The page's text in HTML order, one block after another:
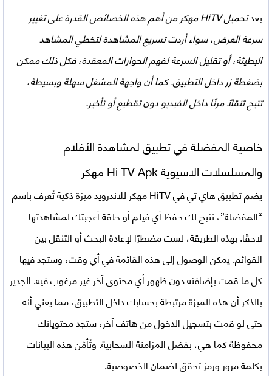
بعد
تحميل HiTV مهكر من أهم هذه الخصائص القدرة على تغيير
سرعة العرض، سواء أردت تسريع المشاهدة لتخطي المشاهد
البطيئة، أو تقليل السرعة لفهم الحوارات المعقدة، فكل ذلك ممكن
بضغطة زر داخل التطبيق. كما أن واجهة المشغل سهلة وبسيطة،
تتيح تنقلًا مرنًا داخل الفيديو دون تقطيع أو تأخير.
خاصية المفضلة في تطبيق لمشاهدة الأفلام
والمسلسلات الاسيوية Hi TV Apk مهكر
يضم تطبيق هاي تي في HiTV مهكر للاندرويد ميزة ذكية تُعرف باسم
“المفضلة”، تتيح لك حفظ أي فيلم أو حلقة أعجبتك لمشاهدتها
لاحقًا. بهذه الطريقة، لست مضطرًا لإعادة البحث أو التنقل بين
القوائم. يمكن الوصول إلى هذه القائمة في أي وقت، وستجد فيها
كل ما قمت بإضافته دون ظهور أي محتوى آخر غير مرغوب فيه. الجدير
بالذكر أن هذه الميزة مرتبطة بحسابك داخل التطبيق، مما يعني أنه
حتى لو قمت بتسجيل الدخول من هاتف آخر، ستجد محتوياتك
محفوظة كما هي، بفضل المزامنة السحابية. وتُأمّن هذه البيانات
بكلمة مرور ورمز تحقق لضمان الخصوصية.